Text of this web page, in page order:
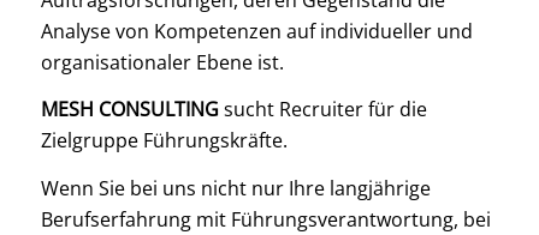
Analyse von Kompetenzen auf individueller und
organisationaler Ebene ist.
MESH CONSULTINGsucht Recruiter für die
Zielgruppe Führungskräfte.
Wenn Sie bei uns nicht nur Ihre langjährige
Berufserfahrung mit Führungsverantwortung, bei